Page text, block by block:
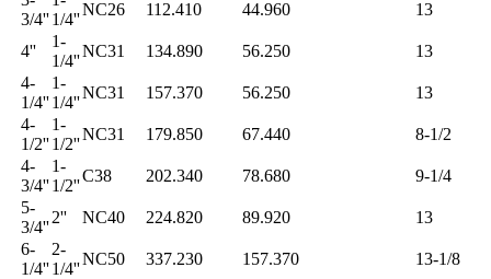
3/4''1/4''
NC26 112.410 44.960 13
4''
1-
1/4''
NC31 134.890 56.250
13
4-
1/4''
1-
1/4''
NC31 157.370 56.250
13
4-
1/2''
1-
1/2''
NC31 179.850 67.440
8-1/2
4-
3/4''
1-
1/2''
C38 202.340 78.680
9-1/4
5-
3/4''
2'' NC40 224.820 89.920
13
6-
1/4''
2-
1/4''
NC50 337.230 157.370
13-1/8